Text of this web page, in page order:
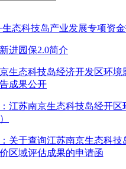
生态科技岛产业发展专项资
进园保2.0简介
生态科技岛经济开发区环境
成果公开
江苏南京生态科技岛经开区
关于查询江苏南京生态科技
区域评估成果的申请函